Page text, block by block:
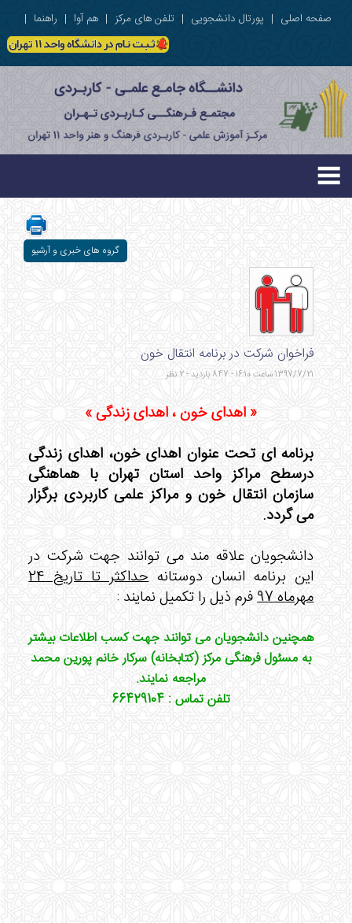
صفحه اصلی | پورتال دانشجویی | تلفن های مرکز | هم آوا | راهنما |
گروه های خبری و آرشیو
فراخوان شرکت در برنامه انتقال خون
1397/7/21 ساعت 16:10 - 847 بازدید - 2 نظر
« اهدای خون ، اهدای زندگی »
برنامه ای تحت عنوان اهدای خون، اهدای زندگی
درسطح مراکز واحد استان تهران با هماهنگی
سازمان انتقال خون و مراکز علمی کاربردی برگزار
می گردد.
دانشجویان علاقه مند می توانند جهت شرکت در
این برنامه انسان دوستانه
حداکثر تا تاریخ 24
مهرماه 97
فرم ذیل را تکمیل نمایند :
همچنین دانشجویان می توانند جهت کسب اطلاعات بیشتر
به مسئول فرهنگی مرکز (کتابخانه) سرکار خانم پورین محمد
مراجعه نمایند.
تلفن تماس : 66429104